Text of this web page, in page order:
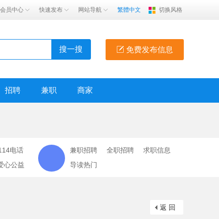
会员中心 快速发布 网站导航 繁體中文 切换风格
免费发布信息
搜一搜
招聘 兼职 商家
电话
心公益
兼职招聘 全职招聘
求职信息
导读热门
返 回